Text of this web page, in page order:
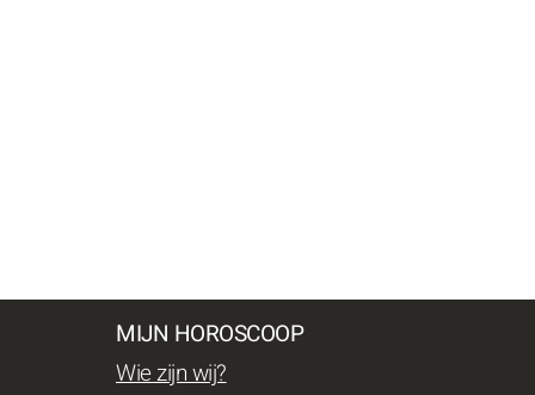
MIJN HOROSCOOP
Wie zijn wij?